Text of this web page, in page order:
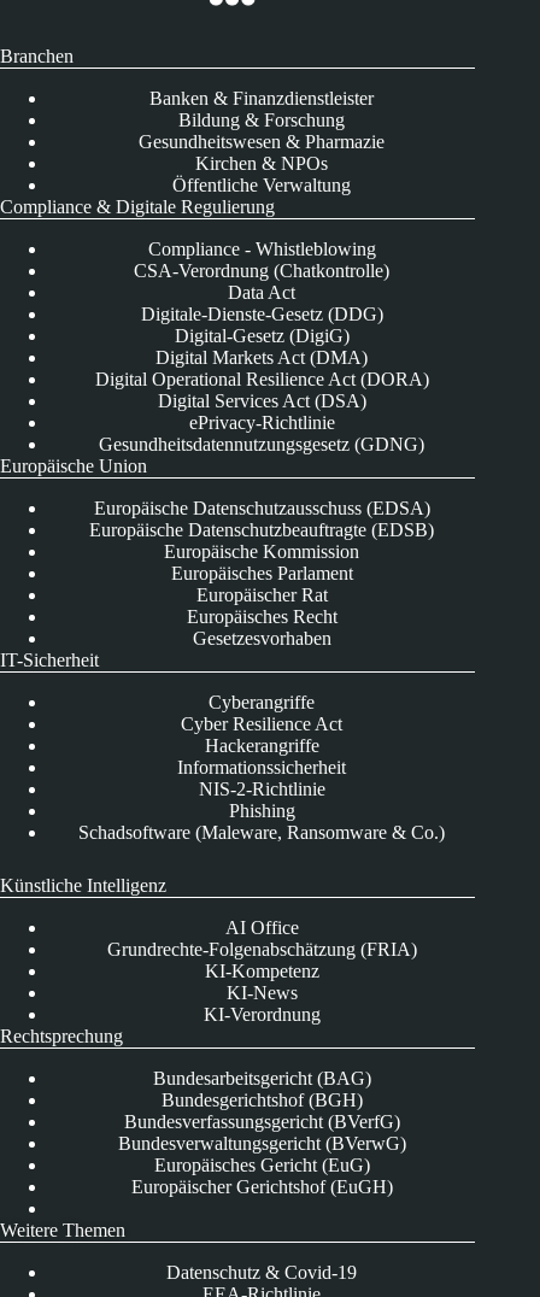
Branchen
Banken & Finanzdienstleister
Bildung & Forschung
Gesundheitswesen & Pharmazie
Kirchen & NPOs
Öffentliche Verwaltung
Compliance & Digitale Regulierung
Compliance - Whistleblowing
CSA-Verordnung (Chatkontrolle)
Data Act
Digitale-Dienste-Gesetz (DDG)
Digital-Gesetz (DigiG)
Digital Markets Act (DMA)
Digital Operational Resilience Act (DORA)
Digital Services Act (DSA)
ePrivacy-Richtlinie
Gesundheitsdatennutzungsgesetz (GDNG)
Europäische Union
Europäische Datenschutzausschuss (EDSA)
Europäische Datenschutzbeauftragte (EDSB)
Europäische Kommission
Europäisches Parlament
Europäischer Rat
Europäisches Recht
Gesetzesvorhaben
IT-Sicherheit
Cyberangriffe
Cyber Resilience Act
Hackerangriffe
Informationssicherheit
NIS-2-Richtlinie
Phishing
Schadsoftware (Maleware, Ransomware & Co.)
Künstliche Intelligenz
AI Office
Grundrechte-Folgenabschätzung (FRIA)
KI-Kompetenz
KI-News
KI-Verordnung
Rechtsprechung
Bundesarbeitsgericht (BAG)
Bundesgerichtshof (BGH)
Bundesverfassungsgericht (BVerfG)
Bundesverwaltungsgericht (BVerwG)
Europäisches Gericht (EuG)
Europäischer Gerichtshof (EuGH)
Weitere Themen
Datenschutz & Covid-19